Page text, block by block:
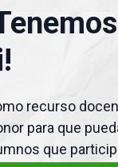
recurso
para que
que